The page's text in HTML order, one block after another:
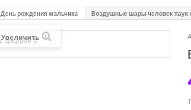
День рождения мальчика Воздушные шары человек паук
Увеличить